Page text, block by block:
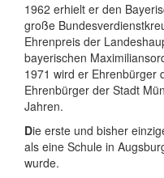
1962 erhielt er den
große
Ehrenpreis der
bayerischen
1971 wird er Ehrenbürger
Ehrenbürger der Stadt
Jahren.
Die erste und bisher
als eine Schule in
wurde.